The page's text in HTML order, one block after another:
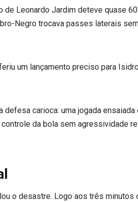
Leonardo Jardim deteve quase
Negro trocava passes laterais
um lançamento preciso para
carioca: uma jogada
da bola sem agressividade
o desastre. Logo aos três